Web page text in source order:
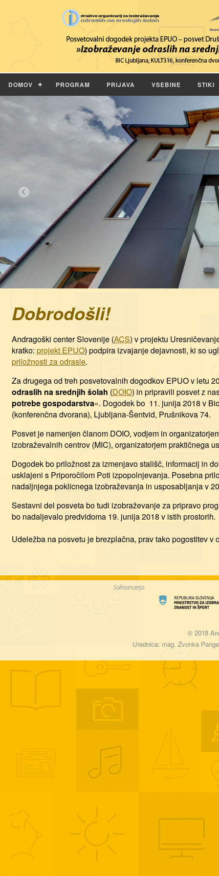
DOMOV PROGRAM PRIJAVA VSEBINE STIKI
Dobrodošli!
Andragoški center Slovenije (ACS) v projektu
kratko: projekt EPUO) podpira izvajanje dejavnosti, ki so
priložnosti za odrasle.
Za drugega od treh posvetovalnih dogodkov EPUO v letu
odraslih na srednjih šolah (DOIO) in pripravili posvet z
potrebe gospodarstva«. Dogodek bo 11. junija 2018 v
(konferenčna dvorana), Ljubljana-Šentvid, Prušnikova 74.
Posvet je namenjen članom DOIO, vodjem in
izobraževalnih centrov (MIC), organizatorjem praktičnega
Dogodek bo priložnost za izmenjavo stališč, informacij in
usklajeni s Priporočilom Poti izpopolnjevanja. Posebna
nadaljnjega poklicnega izobraževanja in usposabljanja v
Sestavni del posveta bo tudi izobraževanje za pripravo
bo nadaljevalo predvidoma 19. junija 2018 v istih prostorih.
Udeležba na posvetu je brezplačna, prav tako pogostitev v
© 2018
Urednica: mag. Zvonka